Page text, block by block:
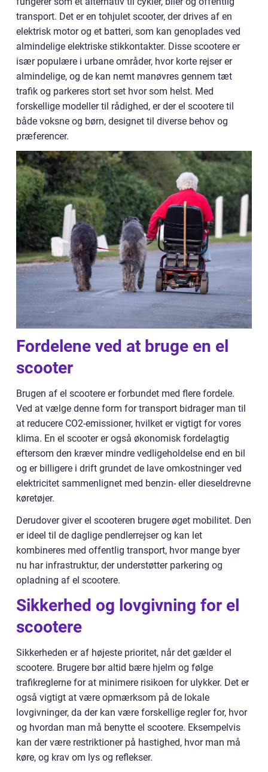
transport. Det er en tohjulet scooter, der drives af en
elektrisk motor og et batteri, som kan genoplades ved
almindelige elektriske stikkontakter. Disse scootere er
især populære i urbane områder, hvor korte rejser er
almindelige, og de kan nemt manøvres gennem tæt
trafik og parkeres stort set hvor som helst. Med
forskellige modeller til rådighed, er der el scootere til
både voksne og børn, designet til diverse behov og
præferencer.
Fordelene ved at bruge en el
scooter
Brugen af el scootere er forbundet med flere fordele.
Ved at vælge denne form for transport bidrager man til
at reducere CO2-emissioner, hvilket er vigtigt for vores
klima. En el scooter er også økonomisk fordelagtig
eftersom den kræver mindre vedligeholdelse end en bil
og er billigere i drift grundet de lave omkostninger ved
elektricitet sammenlignet med benzin- eller dieseldrevne
køretøjer.
Derudover giver el scooteren brugere øget mobilitet. Den
er ideel til de daglige pendlerrejser og kan let
kombineres med offentlig transport, hvor mange byer
nu har infrastruktur, der understøtter parkering og
opladning af el scootere.
Sikkerhed og lovgivning for el
scootere
Sikkerheden er af højeste prioritet, når det gælder el
scootere. Brugere bør altid bære hjelm og følge
trafikreglerne for at minimere risikoen for ulykker. Det er
også vigtigt at være opmærksom på de lokale
lovgivninger, da der kan være forskellige regler for, hvor
og hvordan man må benytte el scootere. Eksempelvis
kan der være restriktioner på hastighed, hvor man må
køre, og krav om lys og reflekser.